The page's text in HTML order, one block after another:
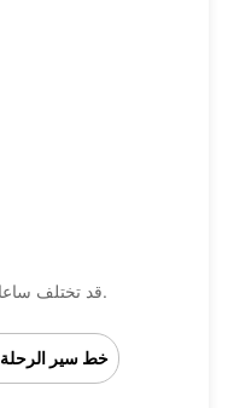
قد تختلف ساعات العمل هذه بسبب العطلات الرسمية.
خط سير الرحلة